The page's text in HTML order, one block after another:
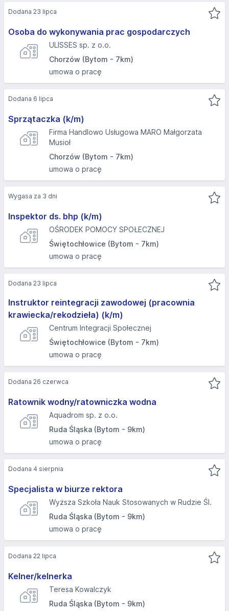
Osoba do wykonywania prac gospodarczych
ULISSES sp. z o.o.
Chorzów (Bytom - 7km)
umowa o pracę
Dodana 23 lipca
Sprzątaczka (k/m)
Firma Handlowo Usługowa MARO Małgorzata
Musioł
Chorzów (Bytom - 7km)
umowa o pracę
Dodana 6 lipca
Inspektor ds. bhp (k/m)
OŚRODEK POMOCY SPOŁECZNEJ
Świętochłowice (Bytom - 7km)
umowa o pracę
Wygasa za 3 dni
Instruktor reintegracji zawodowej (pracownia
krawiecka/rekodzieła) (k/m)
Centrum Integracji Społecznej
Świętochłowice (Bytom - 7km)
umowa o pracę
Dodana 23 lipca
Ratownik wodny/ratowniczka wodna
Aquadrom sp. z o.o.
Ruda Śląska (Bytom - 9km)
umowa o pracę
Dodana 26 czerwca
Specjalista w biurze rektora
Wyższa Szkoła Nauk Stosowanych w Rudzie Śl.
Ruda Śląska (Bytom - 9km)
umowa o pracę
Dodana 4 sierpnia
Kelner/kelnerka
Teresa Kowalczyk
Ruda Śląska (Bytom - 9km)
Dodana 22 lipca